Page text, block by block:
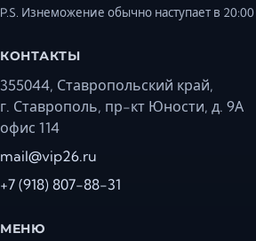
P.S. Изнеможение обычно наступает в 20:00
КОНТАКТЫ
355044, Ставропольский край,
г. Ставрополь, пр-кт Юности, д. 9А
офис 114
mail@vip26.ru
+7 (918) 807-88-31
МЕНЮ